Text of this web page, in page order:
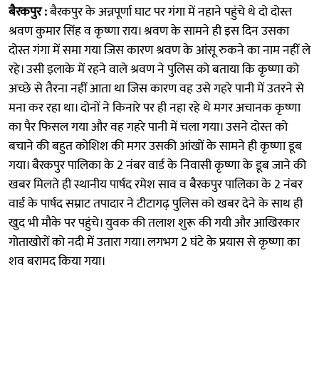
बैरकपुर :बैरकपुर के अन्नपूर्णा घाट पर गंगा में नहाने पहुंचे थे दो दोस्त
श्रवण कुमार सिंह व कृष्णा राय। श्रवण के सामने ही इस दिन उसका
दोस्त गंगा में समा गया जिस कारण श्रवण के आंसू रुकने का नाम नहीं ले
रहे। उसी इलाके में रहने वाले श्रवण ने पुलिस को बताया कि कृष्णा को
अच्छे से तैरना नहीं आता था जिस कारण वह उसे गहरे पानी में उतरने से
मना कर रहा था। दोनों ने किनारे पर ही नहा रहे थे मगर अचानक कृष्णा
का पैर फिसल गया और वह गहरे पानी में चला गया। उसने दोस्त को
बचाने की बहुत कोशिश की मगर उसकी आंखों के सामने ही कृष्णा डूब
गया। बैरकपुर पालिका के 2 नंबर वार्ड के निवासी कृष्णा के डूब जाने की
खबर मिलते ही स्थानीय पार्षद रमेश साव व बैरकपुर पालिका के 2 नंबर
वार्ड के पार्षद सम्राट तपादार ने टीटागढ़ पुलिस को खबर देने के साथ ही
खुद भी मौके पर पहुंचे। युवक की तलाश शुरू की गयी और आखिरकार
गोताखोरों को नदी में उतारा गया। लगभग 2 घंटे के प्रयास से कृष्णा का
शव बरामद किया गया।